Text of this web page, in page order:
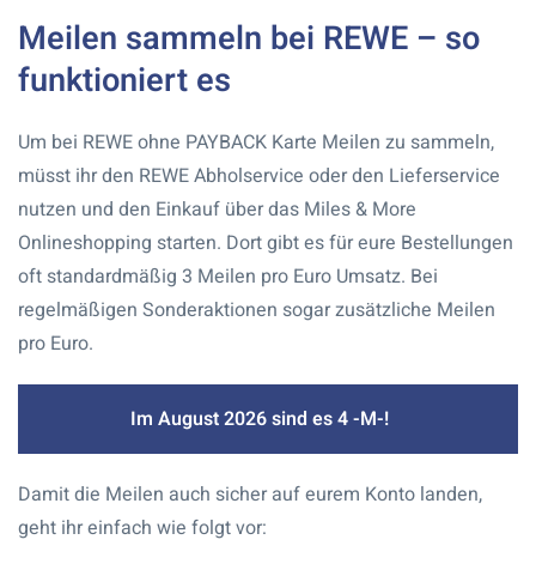
Meilen sammeln bei REWE – so
funktioniert es
Um bei REWE ohne PAYBACK Karte Meilen zu sammeln,
müsst ihr den REWE Abholservice oder den Lieferservice
nutzen und den Einkauf über das Miles & More
Onlineshopping starten. Dort gibt es für eure Bestellungen
oft standardmäßig 3 Meilen pro Euro Umsatz. Bei
regelmäßigen Sonderaktionen sogar zusätzliche Meilen
pro Euro.
Im August 2026 sind es 4 -M-!
Damit die Meilen auch sicher auf eurem Konto landen,
geht ihr einfach wie folgt vor: